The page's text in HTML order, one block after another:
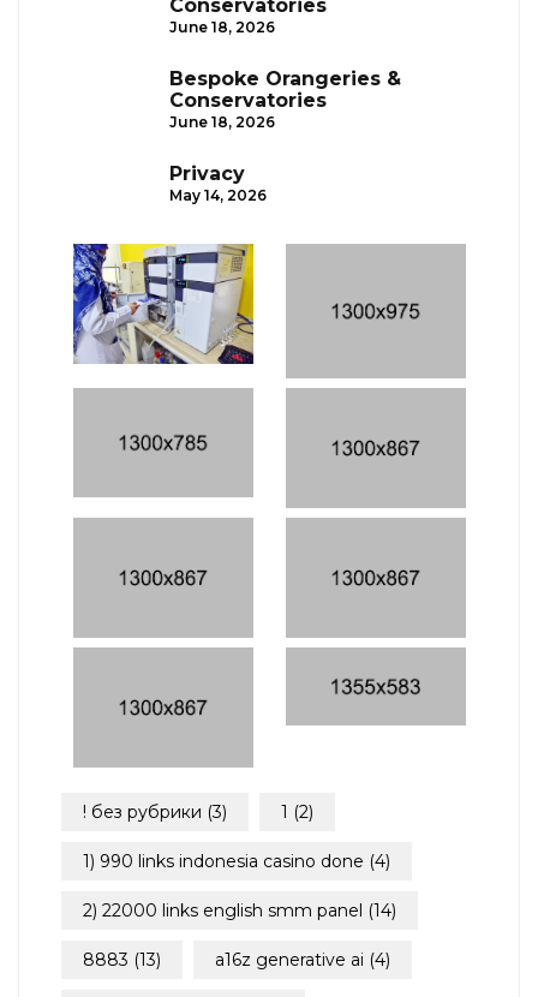
Conservatories
June 18, 2026
Bespoke Orangeries &
Conservatories
June 18, 2026
Privacy
May 14, 2026
! без рубрики (3) 1 (2)
1) 990 links indonesia casino done (4)
2) 22000 links english smm panel (14)
8883 (13) a16z generative ai (4)